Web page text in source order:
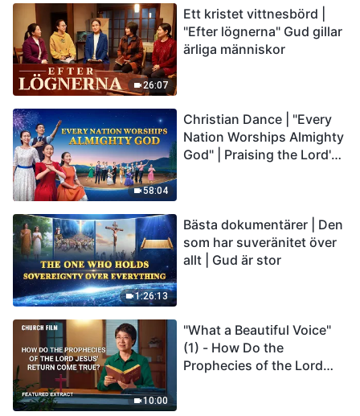
26:07
Ett kristet vittnesbörd |
"Efter lögnerna" Gud gillar
ärliga människor
58:04
Christian Dance | "Every
Nation Worships Almighty
God" | Praising the Lord's
1:26:13
Bästa dokumentärer | Den
som har suveränitet över
allt | Gud är stor
10:00
"What a Beautiful Voice"
(1) - How Do the
Prophecies of the Lord